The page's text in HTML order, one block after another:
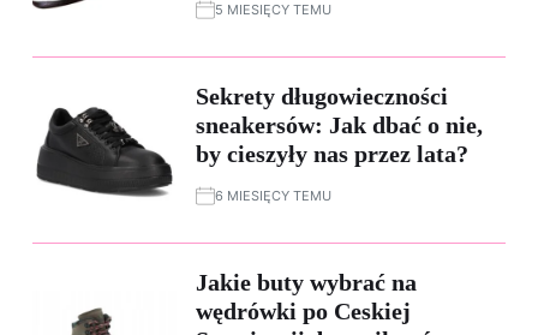
5 MIESIĘCY TEMU
Sekrety długowieczności
sneakersów: Jak dbać o nie,
by cieszyły nas przez lata?
6 MIESIĘCY TEMU
Jakie buty wybrać na
wędrówki po Ceskiej